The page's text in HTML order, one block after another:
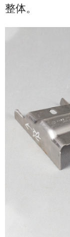
整体。